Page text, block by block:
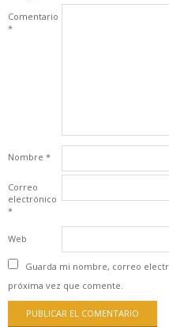
Comentario
*
Nombre *
Correo
electrónico
*
Web
Guarda mi nombre, correo
próxima vez que comente.